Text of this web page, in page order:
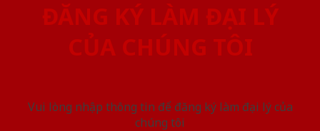
ĐĂNG KÝ LÀM ĐẠI LÝ
CỦA CHÚNG TÔI
Vui lòng nhập thông tin để đăng ký làm đại lý của
chúng tôi